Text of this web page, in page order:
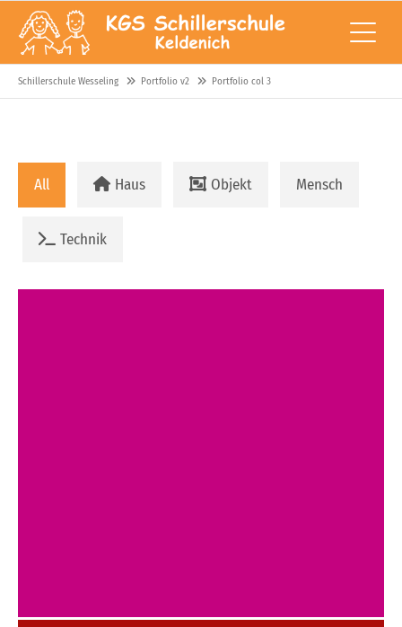
Schillerschule Wesseling Portfolio v2 Portfolio col 3
All Haus Objekt Mensch
Technik